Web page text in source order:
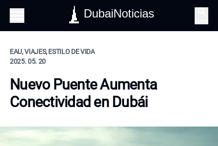
DubaiNoticias
EAU, VIAJES, ESTILO DE VIDA
2025. 05. 20
Nuevo Puente Aumenta
Conectividad en Dubái